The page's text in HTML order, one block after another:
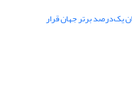
یک‌درصد برتر جهان قرار